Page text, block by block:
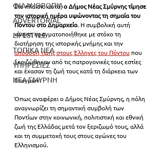
ΦΙΛΑΝΘΡΩΠΙΑ
ADVERTORIAL
LIFESTYLE
ΤΟΠΙΚΑ ΝΕΑ
ΥΠΗΡΕΣΙΕΣ
ΝΕΑ ΣΜΥΡΝΗ
Στο πλαίσιο αυτό, ο Δήμος Νέας Σμύρνης τίμησε
την ιστορική ημέρα υψώνοντας τη σημαία του
Πόντου στο Δημαρχείο. Η συμβολική αυτή
κίνηση πραγματοποιήθηκε με στόχο τη
διατήρηση της ιστορικής μνήμης και την
απόδοση τιμής στους Έλληνες του Πόντου που
ξεριζώθηκαν από τις πατρογονικές τους εστίες
και έχασαν τη ζωή τους κατά τη διάρκεια των
διωγμών.
Όπως αναφέρει ο Δήμος Νέας Σμύρνης, η πόλη
αναγνωρίζει τη σημαντική συμβολή των
Ποντίων στην κοινωνική, πολιτιστική και εθνική
ζωή της Ελλάδας μετά τον ξεριζωμό τους, αλλά
και τη συμμετοχή τους στους αγώνες του
Ελληνισμού.